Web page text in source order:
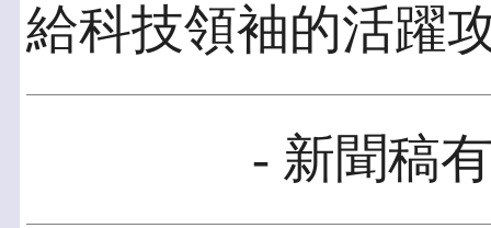
給科技領袖的活躍
- 新聞稿